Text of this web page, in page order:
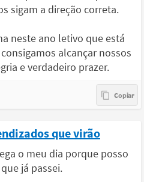
sigam a direção correta.
neste ano letivo que está
alcançar nossos
e verdadeiro prazer.
que virão
o meu dia porque posso
já passei.